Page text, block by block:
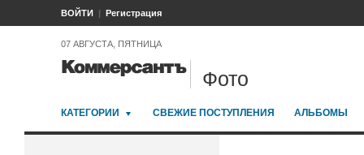
ВОЙТИ Регистрация
07 АВГУСТА, ПЯТНИЦА
Фото
КАТЕГОРИИ СВЕЖИЕ ПОСТУПЛЕНИЯ АЛЬБОМЫ